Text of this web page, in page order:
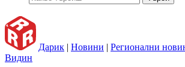
Дарик | Новини | Регионални
Видин